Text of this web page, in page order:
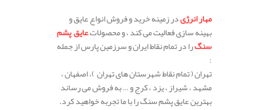
مهار انرژیدر زمینه خرید و فروش انواع عایق و
بهینه سازی فعالیت می کند ، و محصولاتعایق پشم
سنگرا در تمام نقاط ایران و سرزمین پارس از جمله
:
تهران ( تمام نقاط شهرستان های تهران )، اصفهان ،
مشهد ، شیراز ، یزد ، کرج و … به فروش می رساند
بهترین عایق پشم سنگ را با ما تجربه خواهید کرد.